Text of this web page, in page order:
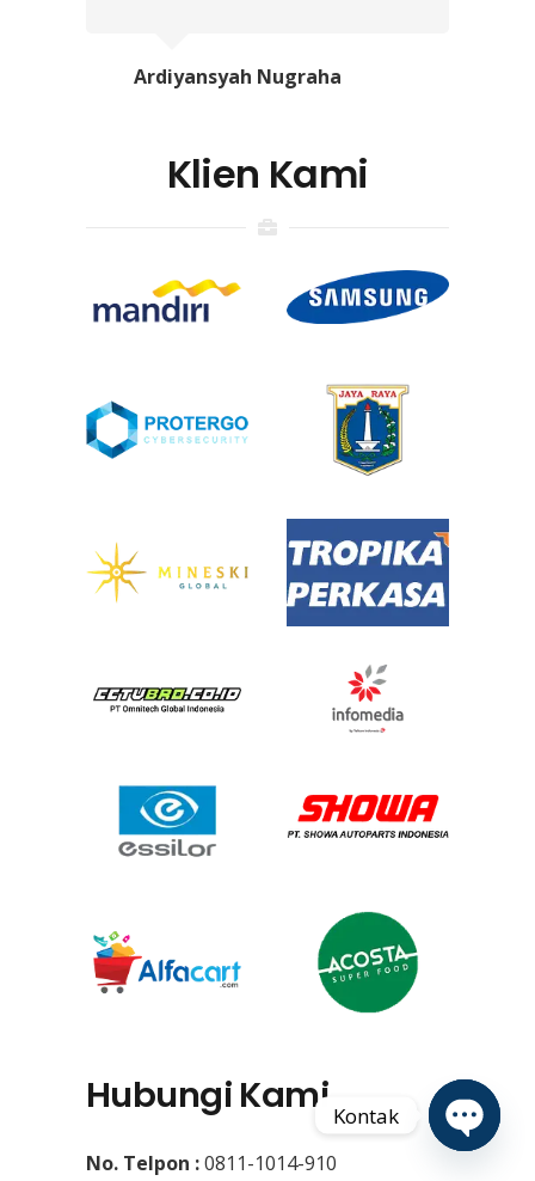
Ardiyansyah Nugraha
Klien Kami
Hubungi Kami
No. Telpon :0811-1014-910
Kontak